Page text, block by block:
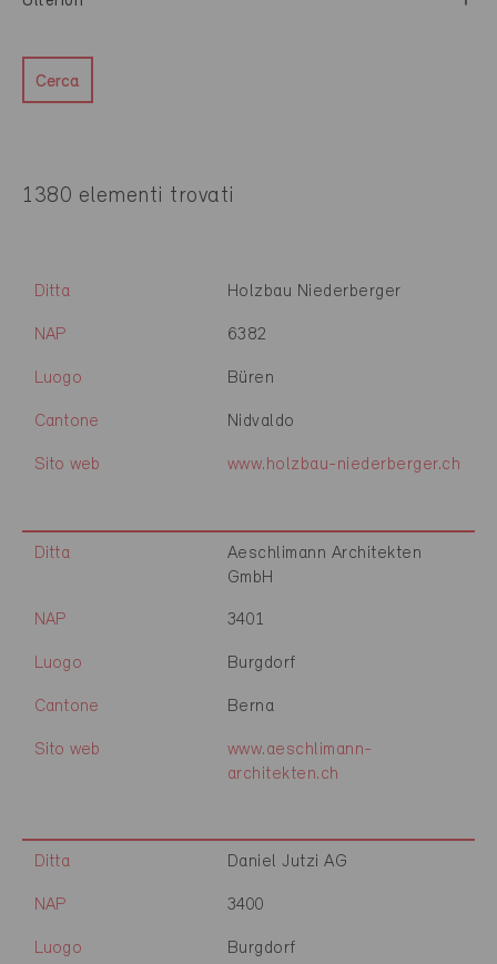
Cerca
1380 elementi trovati
Ditta Holzbau Niederberger
NAP 6382
Luogo Büren
Cantone Nidvaldo
Sito web www.holzbau-niederberger.ch
Ditta
Aeschlimann Architekten
GmbH
NAP 3401
Luogo Burgdorf
Cantone Berna
Sito web
www.aeschlimann-
architekten.ch
Ditta Daniel Jutzi AG
NAP 3400
Luogo Burgdorf